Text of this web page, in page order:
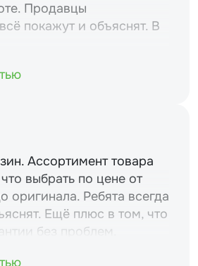
Продавцы
покажут и объяснят. В
Ассортимент товара
выбрать по цене от
оригинала. Ребята всегда
Ещё плюс в том, что
без проблем.